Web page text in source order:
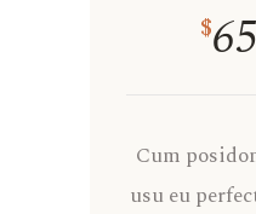
$65
Cum
usu eu